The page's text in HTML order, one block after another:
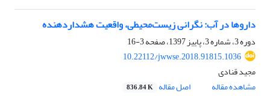
داروها در آب: نگرانی زیست‌محیطی، واقعیت هشدار‌دهنده
دوره 3، شماره 3، پاییز 1397، صفحه
3-16
10.22112/jwwse.2018.91815.1036
مجید قنادی
مشاهده مقاله
اصل مقاله 836.84 K